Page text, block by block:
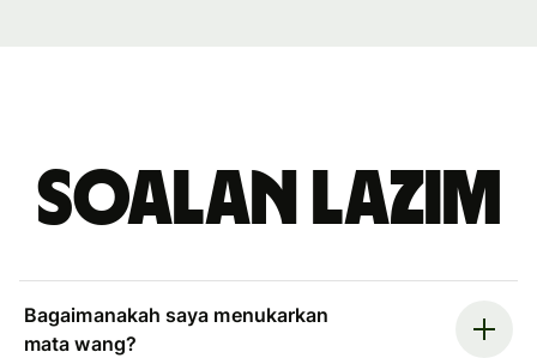
Soalan Lazim
Bagaimanakah saya menukarkan
mata wang?